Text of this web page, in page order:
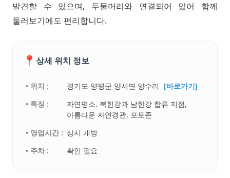
발견할 수 있으며, 두물머리와 연결되어 있어 함께
둘러보기에도 편리합니다.
📍 상세 위치 정보
• 위치 : 경기도 양평군 양서면 양수리
[바로가기]
• 특징 :
자연명소. 북한강과 남한강 합류 지점,
아름다운 자연경관, 포토존
• 영업시간 : 상시 개방
• 주차 :
확인 필요